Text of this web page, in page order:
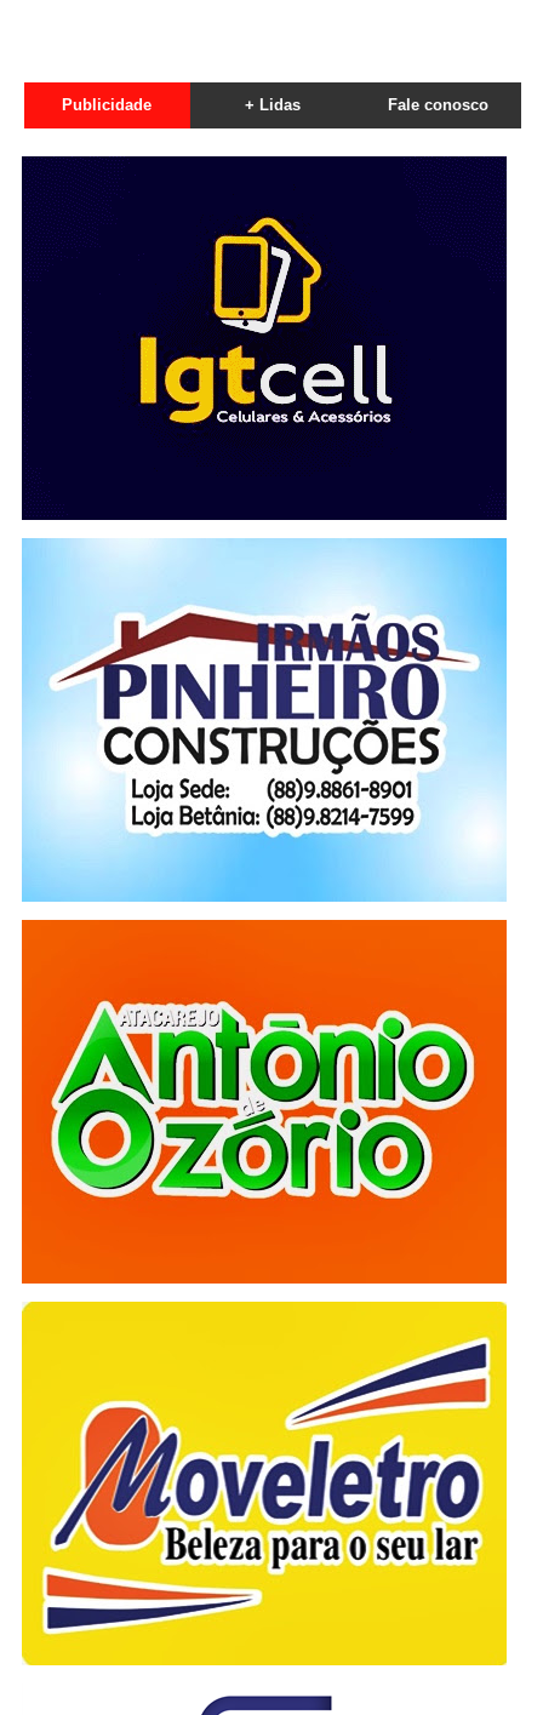
Publicidade + Lidas Fale conosco